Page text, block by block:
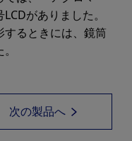
がありました。
るときには、鏡筒
次の製品へ